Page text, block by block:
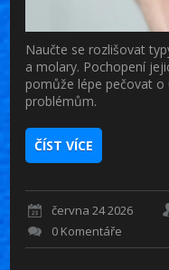
Naučte se rozlišovat
a molary. Pochopení
pomůže lépe pečovat
problémům.
ČÍST VÍCE
června 24 2026
0 Komentáře